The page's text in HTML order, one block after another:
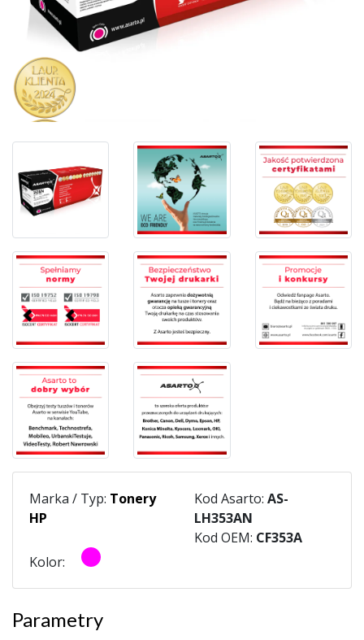
Marka / Typ: Tonery
HP
Kod Asarto: AS-
LH353AN
Kod OEM: CF353A
Kolor:
Parametry